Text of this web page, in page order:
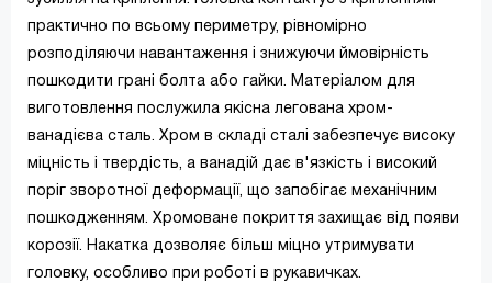
практично по всьому периметру, рівномірно
розподіляючи навантаження і знижуючи ймовірність
пошкодити грані болта або гайки. Матеріалом для
виготовлення послужила якісна легована хром-
ванадієва сталь. Хром в складі сталі забезпечує високу
міцність і твердість, а ванадій дає в'язкість і високий
поріг зворотної деформації, що запобігає механічним
пошкодженням. Хромоване покриття захищає від появи
корозії. Накатка дозволяє більш міцно утримувати
головку, особливо при роботі в рукавичках.